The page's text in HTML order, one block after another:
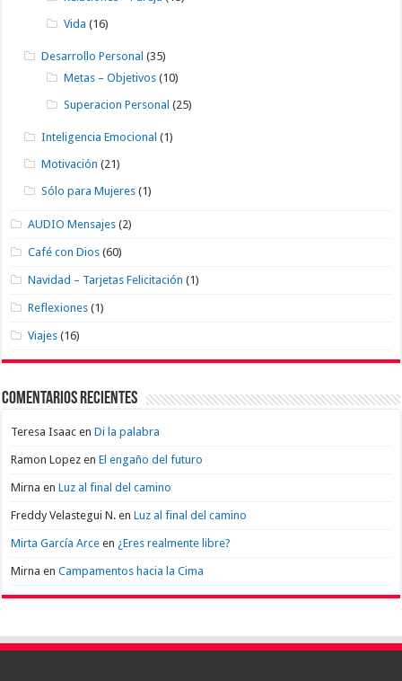
Vida (16)
Desarrollo Personal (35)
Metas – Objetivos (10)
Superacion Personal (25)
Inteligencia Emocional (1)
Motivación (21)
Sólo para Mujeres (1)
AUDIO Mensajes (2)
Café con Dios (60)
Navidad – Tarjetas Felicitación (1)
Reflexiones (1)
Viajes (16)
Comentarios recientes
Teresa Isaac enDi la palabra
Ramon Lopez enEl engaño del futuro
Mirna enLuz al final del camino
Freddy Velastegui N. enLuz al final del camino
Mirta García Arce en ¿Eres realmente libre?
Mirna enCampamentos hacia la Cima